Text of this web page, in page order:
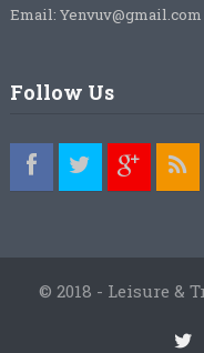
Email: Yenvuv@gmail.com
Follow Us
© 2018 - Leisure &